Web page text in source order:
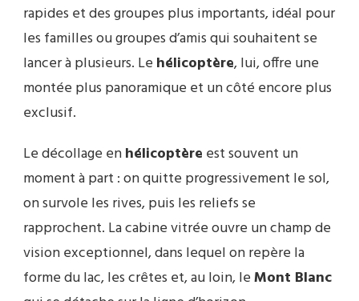
rapides et des groupes plus importants, idéal pour
les familles ou groupes d’amis qui souhaitent se
lancer à plusieurs. Le hélicoptère, lui, offre une
montée plus panoramique et un côté encore plus
exclusif.
Le décollage enhélicoptère est souvent un
moment à part : on quitte progressivement le sol,
on survole les rives, puis les reliefs se
rapprochent. La cabine vitrée ouvre un champ de
vision exceptionnel, dans lequel on repère la
forme du lac, les crêtes et, au loin, leMont Blanc